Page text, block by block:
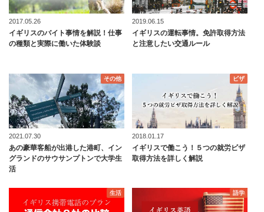
2017.05.26
イギリスのバイト事情を解説！仕事
の種類と実際に働いた体験談
2019.06.15
イギリスの運転事情。免許取得方法
と注意したい交通ルール
その他
2021.07.30
あの豪華客船が出港した港町、イン
グランドのサウサンプトンで大学生
活
ビザ
2018.01.17
イギリスで働こう！５つの就労ビザ
取得方法を詳しく解説
生活 語学